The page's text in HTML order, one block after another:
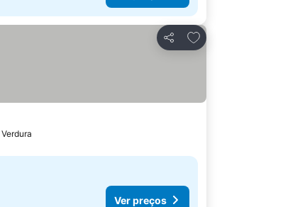
Partilhar
Adicionar aos favoritos
Ver preços